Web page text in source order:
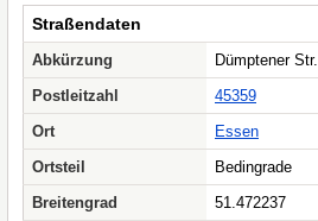
Straßendaten
Abkürzung
Dümptener Str.
Postleitzahl
45359
Ort
Essen
Ortsteil
Bedingrade
Breitengrad
51.472237